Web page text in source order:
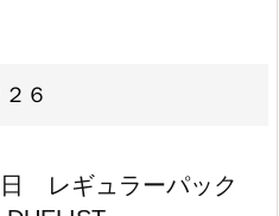
６
日 レギュラーパック